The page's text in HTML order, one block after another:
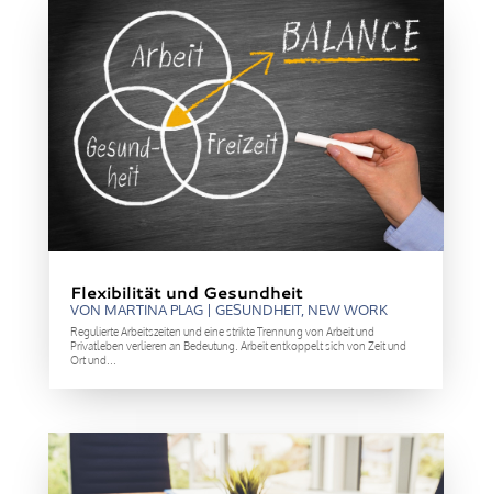
Flexibilität und Gesundheit
VON MARTINA PLAG| GESUNDHEIT, NEW WORK
Regulierte Arbeitszeiten und eine strikte Trennung von Arbeit und
Privatleben verlieren an Bedeutung. Arbeit entkoppelt sich von Zeit und
Ort und...